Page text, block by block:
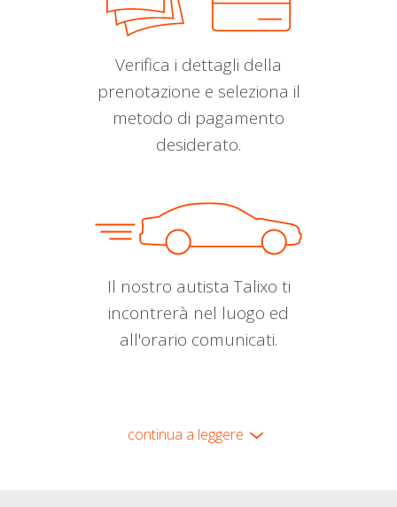
Verifica i dettagli della
prenotazione e seleziona il
metodo di pagamento
desiderato.
Il nostro autista Talixo ti
incontrerà nel luogo ed
all'orario comunicati.
continua a leggere